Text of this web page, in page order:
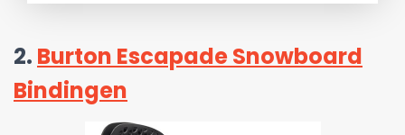
2. Burton Escapade Snowboard
Bindingen